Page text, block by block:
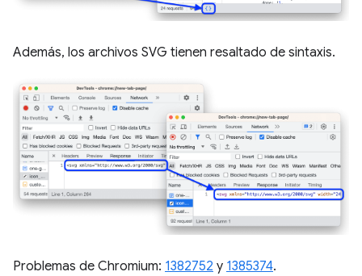
Además, los archivos SVG tienen resaltado de sintaxis.
Problemas de Chromium: 1382752 y 1385374.